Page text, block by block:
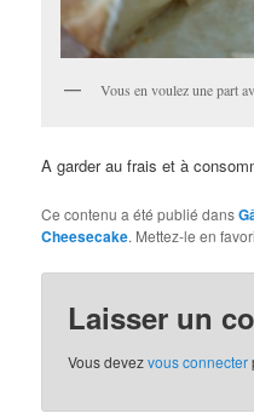
Vous en voulez une part
A garder au frais et à
Ce contenu a été publié dans
Cheesecake. Mettez-le en
Laisser un
Vous devezvous connecter